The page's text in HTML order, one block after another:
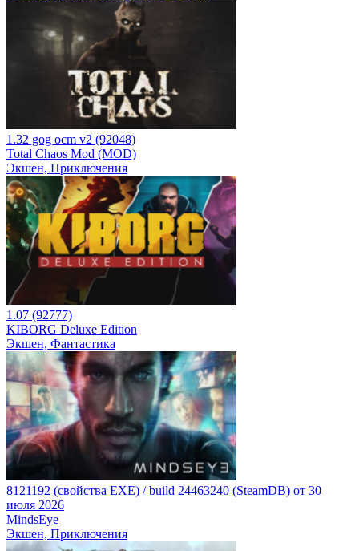
1.32 gog ocm v2 (92048)
Total Chaos Mod (MOD)
Экшен, Приключения
1.07 (92777)
KIBORG Deluxe Edition
Экшен, Фантастика
8121192 (cвойства EXE) / build 24463240 (SteamDB) от 30
июля 2026
MindsEye
Экшен, Приключения